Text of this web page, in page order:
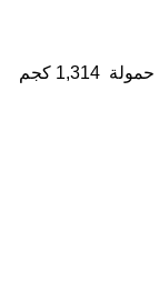
حمولة 1,314 كجم